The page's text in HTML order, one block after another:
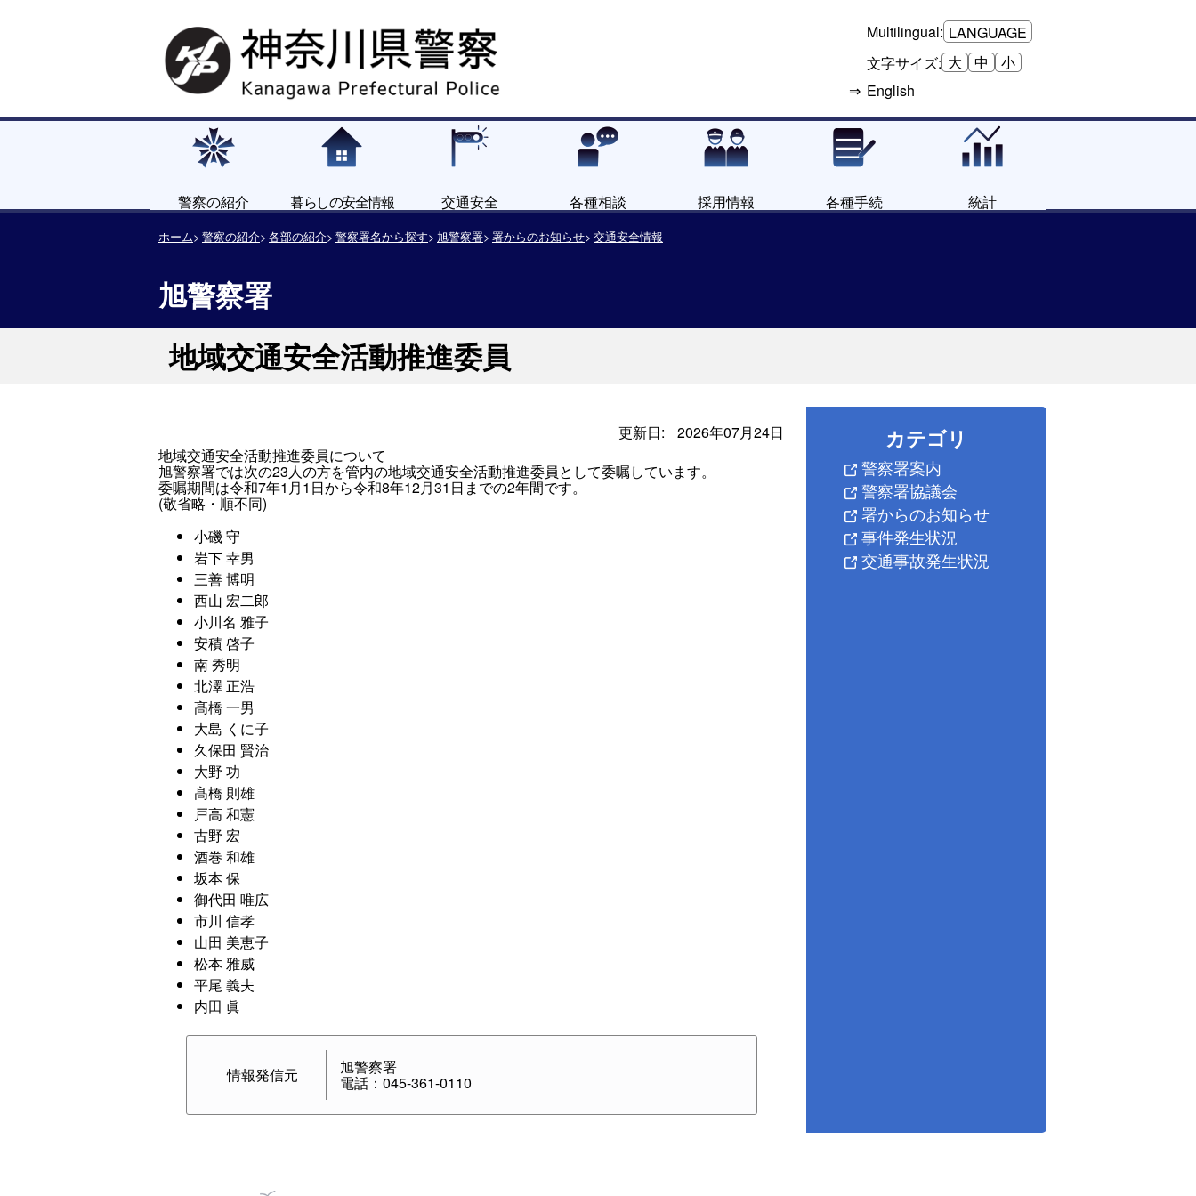
Multilingual: LANGUAGE
文字サイズ: 大 中
小
English
警察の紹介 暮らしの安全情報 交通安全 各種相談 採用情報 各種手続 統計
ホーム 警察の紹介 各部の紹介 警察署名から探す 旭警察署 署からのお知らせ 交通安全情報
旭警察署
地域交通安全活動推進委員
更新日:
2026年07月24日
地域交通安全活動推進委員について
旭警察署では次の23人の方を管内の地域交通安全活動推進委員として委嘱しています。
委嘱期間は令和7年1月1日から令和8年12月31日までの2年間です。
(敬省略・順不同)
小磯 守
岩下 幸男
三善 博明
西山 宏二郎
小川名 雅子
安積 啓子
南 秀明
北澤 正浩
髙橋 一男
大島 くに子
久保田 賢治
大野 功
髙橋 則雄
戸高 和憲
古野 宏
酒巻 和雄
坂本 保
御代田 唯広
市川 信孝
山田 美恵子
松本 雅威
平尾 義夫
内田 眞
情報発信元 旭警察署
電話：045-361-0110
カテゴリ
警察署案内
警察署協議会
署からのお知らせ
事件発生状況
交通事故発生状況